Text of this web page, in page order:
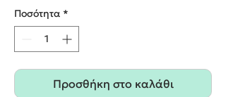
Ποσότητα *
Προσθήκη στο καλάθι